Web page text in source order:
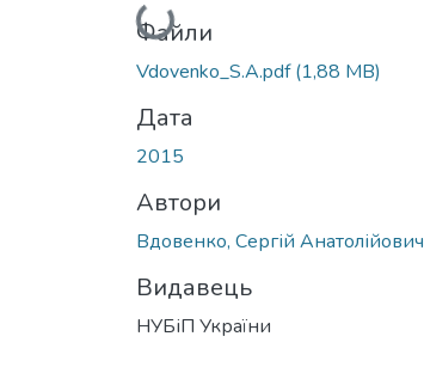
Вантажиться...Файли
Vdovenko_S.A.pdf(1,88 MB)
Дата
2015
Автори
Вдовенко, Сергій Анатолійович
Видавець
НУБіП України